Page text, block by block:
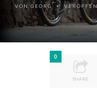
VONGEORG •
0
SHARE